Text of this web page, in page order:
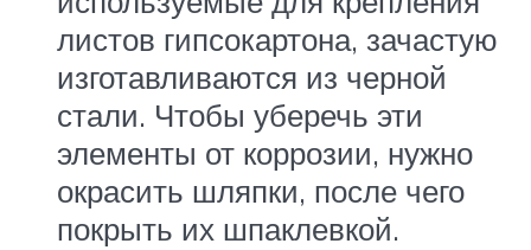
листов гипсокартона, зачастую
изготавливаются из черной
стали. Чтобы уберечь эти
элементы от коррозии, нужно
окрасить шляпки, после чего
покрыть их шпаклевкой.